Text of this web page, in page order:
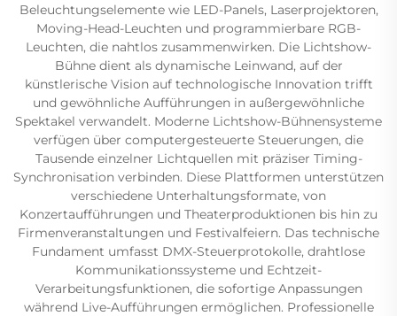
Beleuchtungselemente wie LED-Panels, Laserprojektoren,
Moving-Head-Leuchten und programmierbare RGB-
Leuchten, die nahtlos zusammenwirken. Die Lichtshow-
Bühne dient als dynamische Leinwand, auf der
künstlerische Vision auf technologische Innovation trifft
und gewöhnliche Aufführungen in außergewöhnliche
Spektakel verwandelt. Moderne Lichtshow-Bühnensysteme
verfügen über computergesteuerte Steuerungen, die
Tausende einzelner Lichtquellen mit präziser Timing-
Synchronisation verbinden. Diese Plattformen unterstützen
verschiedene Unterhaltungsformate, von
Konzertaufführungen und Theaterproduktionen bis hin zu
Firmenveranstaltungen und Festivalfeiern. Das technische
Fundament umfasst DMX-Steuerprotokolle, drahtlose
Kommunikationssysteme und Echtzeit-
Verarbeitungsfunktionen, die sofortige Anpassungen
während Live-Aufführungen ermöglichen. Professionelle